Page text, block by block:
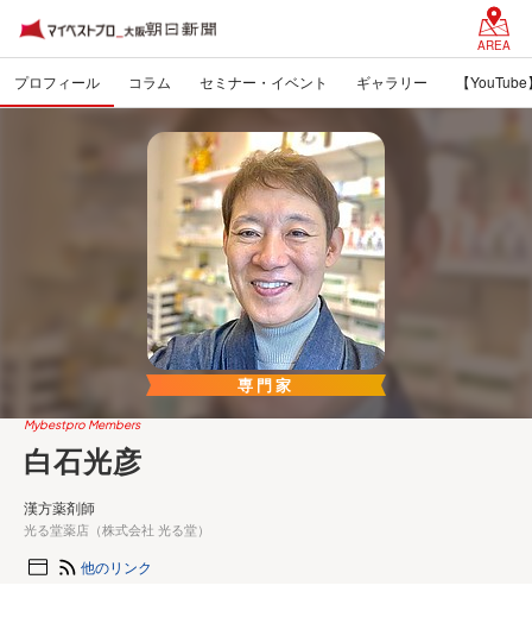
AREA
プロフィール コラム セミナー・イベント ギャラリー 【YouTube
専門家
Mybestpro Members
白石光彦
漢方薬剤師
光る堂薬店（株式会社 光る堂）
他のリンク